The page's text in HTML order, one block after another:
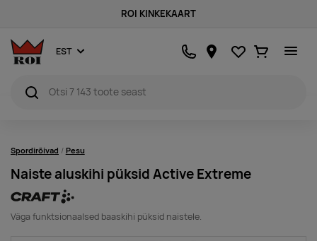
ROI KINKEKAART
EST Lemmikud
Ostukorv
Spordirõivad Pesu
Naiste aluskihi püksid Active Extreme
Väga funktsionaalsed baaskihi püksid naistele.